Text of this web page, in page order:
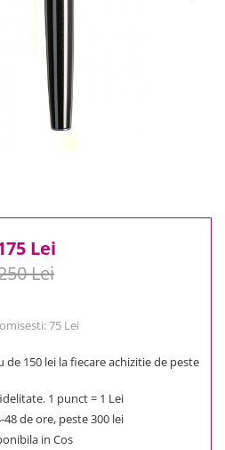
Lei
Lei
75 Lei
de 150 lei la fiecare achizitie de peste
1 punct = 1 Lei
48 de ore, peste 300 lei
in Cos